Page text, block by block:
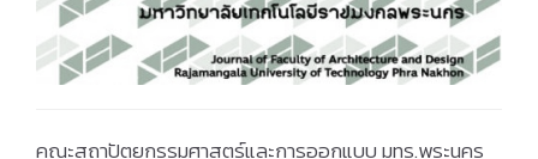
คณะสถาปัตยกรรมศาสตร์และการออกแบบ มทร.พระนคร